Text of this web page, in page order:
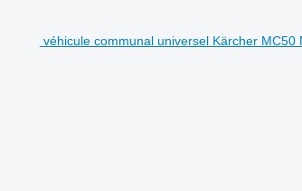
véhicule communal universel Kärcher MC50